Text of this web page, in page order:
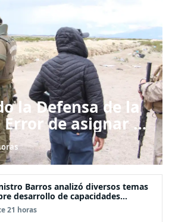
la Defensa de la
Error de asignar a
policiales
Barros analizó diversos temas
desarrollo de capacidades
en sesión del Consejo de
Espacial
21 horas